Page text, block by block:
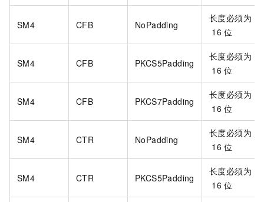
SM4 CFB NoPadding
长度必须为
16 位
SM4 CFB PKCS5Padding
长度必须为
16 位
SM4 CFB PKCS7Padding
长度必须为
16 位
SM4 CTR NoPadding
长度必须为
16 位
SM4 CTR PKCS5Padding
长度必须为
16 位